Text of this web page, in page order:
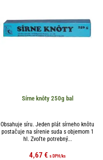
Sírne knôty 250g bal
Obsahuje síru. Jeden plát sírneho knôtu
postačuje na sírenie suda s objemom 1
hl. Zvoľte potrebný...
4,67 € s DPH /ks